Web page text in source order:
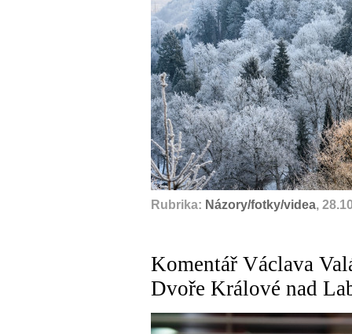
Rubrika: Názory/fotky/videa,
Komentář Václava
Dvoře Králové nad